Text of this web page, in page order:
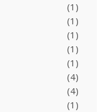
(1)
(1)
(1)
(1)
(1)
(4)
(4)
(1)